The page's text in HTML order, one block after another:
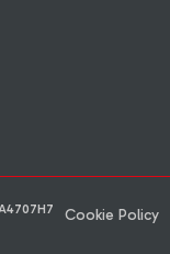
Cookie Policy